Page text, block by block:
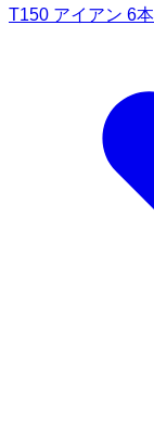
T150 アイアン 6